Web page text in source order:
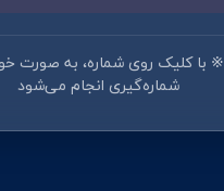
※ با کلیک روی شماره، به صورت
شماره‌گیری انجام می‌شود